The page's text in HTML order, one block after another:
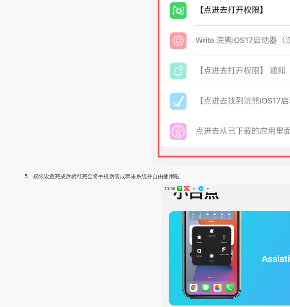
5、权限设置完成后就可完全将手机伪装成苹果系统并自由使用啦